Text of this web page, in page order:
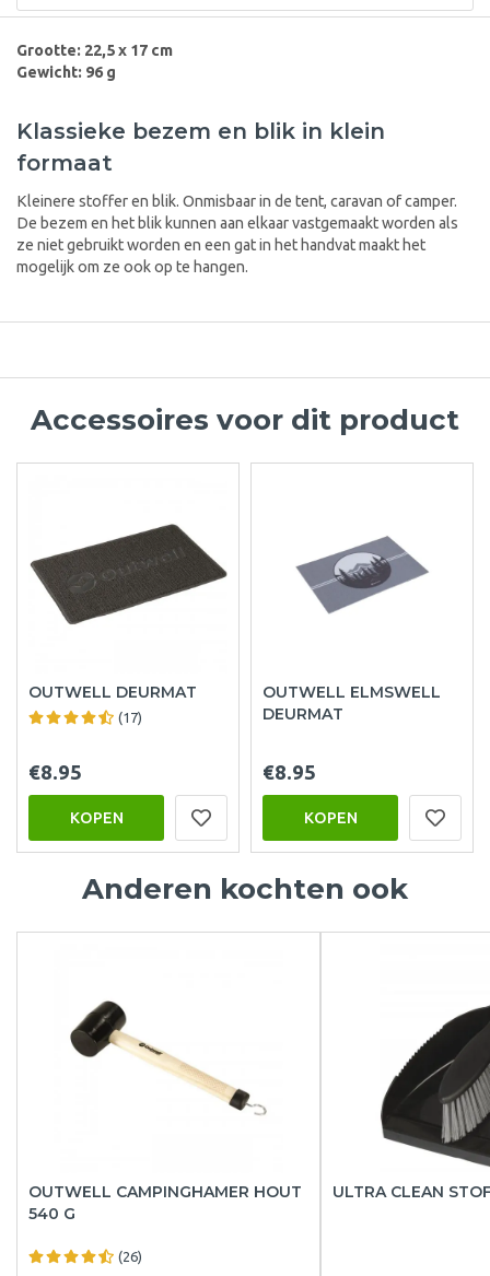
Grootte: 22,5 x 17 cm
Gewicht: 96 g
Klassieke bezem en blik in klein
formaat
Kleinere stoffer en blik. Onmisbaar in de tent, caravan of camper.
De bezem en het blik kunnen aan elkaar vastgemaakt worden als
ze niet gebruikt worden en een gat in het handvat maakt het
mogelijk om ze ook op te hangen.
Accessoires voor dit product
OUTWELL DEURMAT
(17)
€8.95
KOPEN
OUTWELL ELMSWELL
DEURMAT
€8.95
KOPEN
Anderen kochten ook
OUTWELL CAMPINGHAMER HOUT
540 G
(26)
ULTRA CLEAN